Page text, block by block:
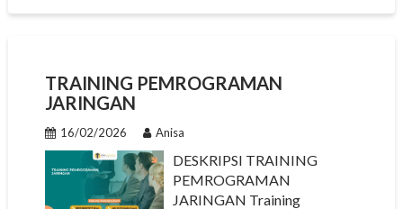
TRAINING PEMROGRAMAN
JARINGAN
16/02/2026 Anisa
DESKRIPSI TRAINING
PEMROGRAMAN
JARINGAN Training